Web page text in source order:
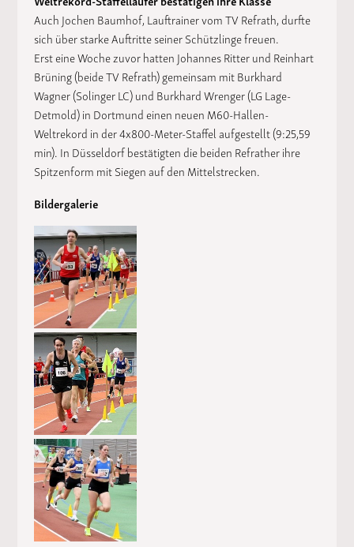
Auch Jochen Baumhof, Lauftrainer vom TV Refrath, durfte
sich über starke Auftritte seiner Schützlinge freuen.
Erst eine Woche zuvor hatten Johannes Ritter und Reinhart
Brüning (beide TV Refrath) gemeinsam mit Burkhard
Wagner (Solinger LC) und Burkhard Wrenger (LG Lage-
Detmold) in Dortmund einen neuen M60-Hallen-
Weltrekord in der 4x800-Meter-Staffel aufgestellt (9:25,59
min). In Düsseldorf bestätigten die beiden Refrather ihre
Spitzenform mit Siegen auf den Mittelstrecken.
Bildergalerie